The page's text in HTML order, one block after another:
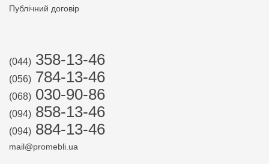
Публічний договір
(044) 358-13-46
(056) 784-13-46
(068) 030-90-86
(094) 858-13-46
(094) 884-13-46
mail@promebli.ua